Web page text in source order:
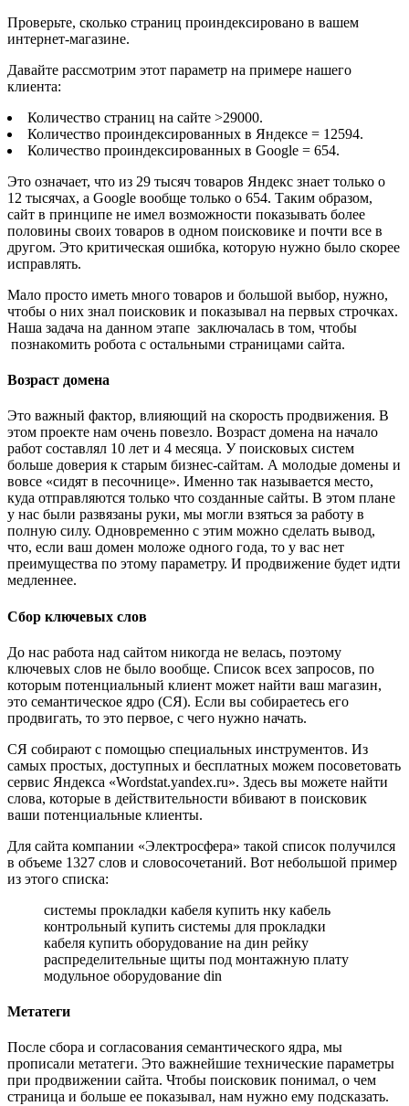
Проверьте, сколько страниц проиндексировано в вашем
интернет-магазине.
Давайте рассмотрим этот параметр на примере нашего
клиента:
Количество страниц на сайте >29000.
Количество проиндексированных в Яндексе = 12594.
Количество проиндексированных в Google = 654.
Это означает, что из 29 тысяч товаров Яндекс знает только о
12 тысячах, а Google вообще только о 654. Таким образом,
сайт в принципе не имел возможности показывать более
половины своих товаров в одном поисковике и почти все в
другом. Это критическая ошибка, которую нужно было скорее
исправлять.
Мало просто иметь много товаров и большой выбор, нужно,
чтобы о них знал поисковик и показывал на первых строчках.
Наша задача на данном этапе заключалась в том, чтобы
познакомить робота с остальными страницами сайта.
Возраст домена
Это важный фактор, влияющий на скорость продвижения. В
этом проекте нам очень повезло. Возраст домена на начало
работ составлял 10 лет и 4 месяца. У поисковых систем
больше доверия к старым бизнес-сайтам. А молодые домены и
вовсе «сидят в песочнице». Именно так называется место,
куда отправляются только что созданные сайты. В этом плане
у нас были развязаны руки, мы могли взяться за работу в
полную силу. Одновременно с этим можно сделать вывод,
что, если ваш домен моложе одного года, то у вас нет
преимущества по этому параметру. И продвижение будет идти
медленнее.
Сбор ключевых слов
До нас работа над сайтом никогда не велась, поэтому
ключевых слов не было вообще. Список всех запросов, по
которым потенциальный клиент может найти ваш магазин,
это семантическое ядро (СЯ). Если вы собираетесь его
продвигать, то это первое, с чего нужно начать.
СЯ собирают с помощью специальных инструментов. Из
самых простых, доступных и бесплатных можем посоветовать
сервис Яндекса «Wordstat.yandex.ru». Здесь вы можете найти
слова, которые в действительности вбивают в поисковик
ваши потенциальные клиенты.
Для сайта компании «Электросфера» такой список получился
в объеме 1327 слов и словосочетаний. Вот небольшой пример
из этого списка:
системы прокладки кабеля купить нку кабель
контрольный купить системы для прокладки
кабеля купить оборудование на дин рейку
распределительные щиты под монтажную плату
модульное оборудование din
Метатеги
После сбора и согласования семантического ядра, мы
прописали метатеги. Это важнейшие технические параметры
при продвижении сайта. Чтобы поисковик понимал, о чем
страница и больше ее показывал, нам нужно ему подсказать.